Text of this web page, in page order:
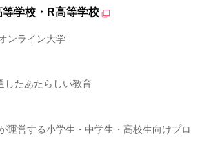
等学校・R高等学校
ンライン大学
したあたらしい教育
運営する小学生・中学生・高校生向けプロ